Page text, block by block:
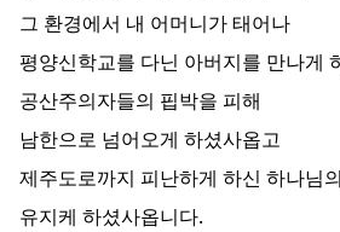
그 환경에서 내 어머니가 태어나
평양신학교를 다닌 아버지를 만나게
공산주의자들의 핍박을 피해
남한으로 넘어오게 하셨사옵고
제주도로까지 피난하게 하신 하나님
유지케 하셨사옵니다.